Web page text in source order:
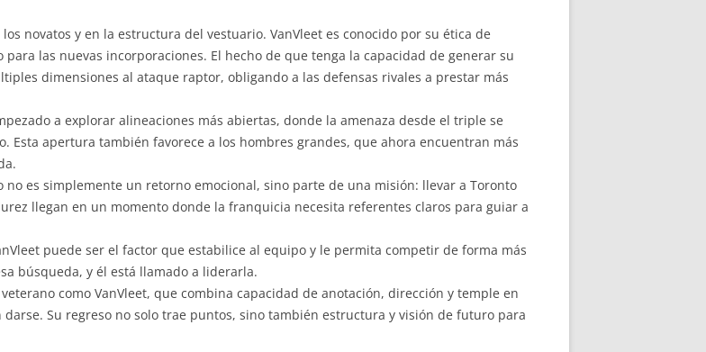
novatos y en la estructura del vestuario. VanVleet es conocido por su ética de
las nuevas incorporaciones. El hecho de que tenga la capacidad de generar su
dimensiones al ataque raptor, obligando a las defensas rivales a prestar más
a explorar alineaciones más abiertas, donde la amenaza desde el triple se
Esta apertura también favorece a los hombres grandes, que ahora encuentran más
no es simplemente un retorno emocional, sino parte de una misión: llevar a Toronto
llegan en un momento donde la franquicia necesita referentes claros para guiar a
puede ser el factor que estabilice al equipo y le permita competir de forma más
búsqueda, y él está llamado a liderarla.
como VanVleet, que combina capacidad de anotación, dirección y temple en
Su regreso no solo trae puntos, sino también estructura y visión de futuro para